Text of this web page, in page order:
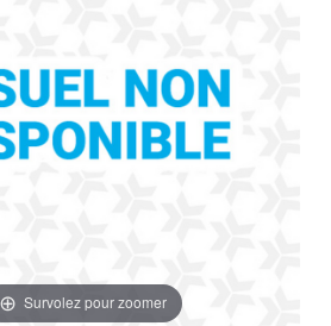
Survolez pour zoomer